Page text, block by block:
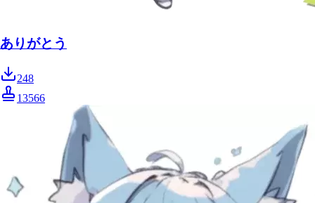
ありがとう
248
13566